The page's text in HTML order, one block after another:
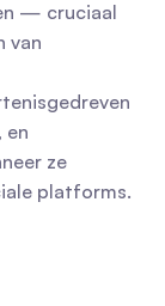
— cruciaal
van
en
ze
platforms.